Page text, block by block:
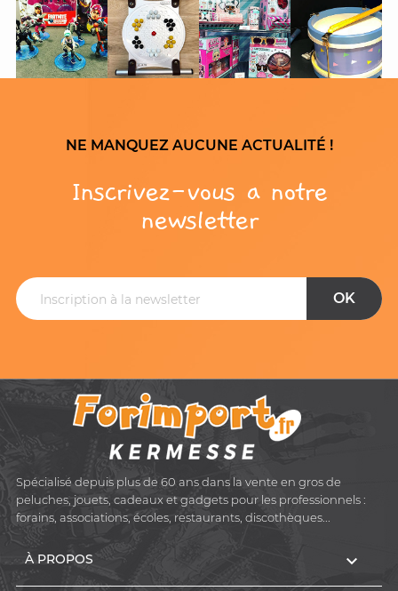
NE MANQUEZ AUCUNE ACTUALITÉ !
Inscrivez-vous a notre
newsletter
Spécialisé depuis plus de 60 ans dans la vente en gros de
peluches, jouets, cadeaux et gadgets pour les professionnels :
forains, associations, écoles, restaurants, discothèques...
À PROPOS 